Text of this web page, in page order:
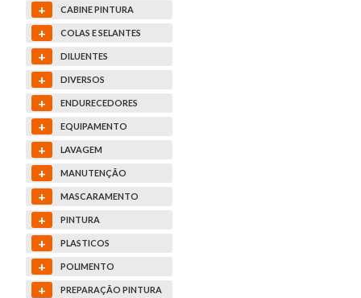
+ CABINE PINTURA
+ COLAS E SELANTES
+ DILUENTES
+ DIVERSOS
+ ENDURECEDORES
+ EQUIPAMENTO
+ LAVAGEM
+ MANUTENÇÃO
+ MASCARAMENTO
+ PINTURA
+ PLASTICOS
+ POLIMENTO
+ PREPARAÇÃO PINTURA